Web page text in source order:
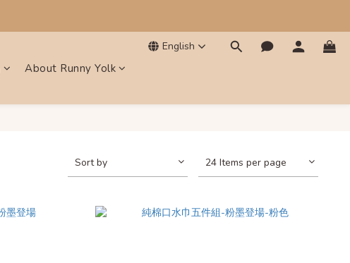
English
About Runny Yolk
Sort by 24 Items per page